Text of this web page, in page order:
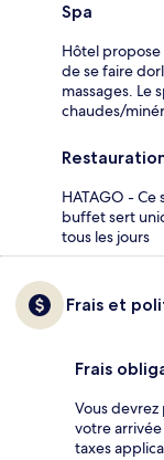
Spa
Hôtel propose
de se faire
massages. Le
chaudes/
HATAGO -
buffet sert
tous les jours
Frais et
Frais
Vous devrez
votre
taxes